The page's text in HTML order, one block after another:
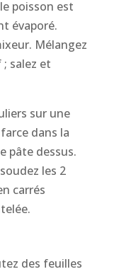
poisson est
évaporé.
Mélangez
salez et
sur une
dans la
pâte dessus.
les 2
carrés
des feuilles